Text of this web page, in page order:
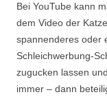
Bei YouTube kann
dem Video der
spannenderes oder
Schleichwerbung-
zugucken lassen
immer – dann